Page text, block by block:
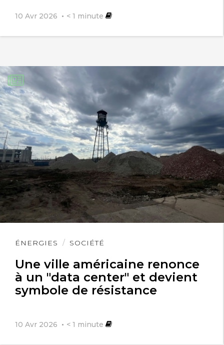
10 Avr 2026 < 1 minute
ÉNERGIES SOCIÉTÉ
Une ville américaine renonce
à un "data center" et devient
symbole de résistance
10 Avr 2026 < 1 minute
Lire